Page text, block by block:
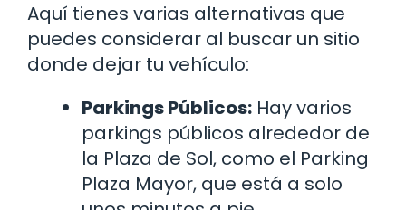
Aquí tienes varias alternativas que
puedes considerar al buscar un sitio
donde dejar tu vehículo:
Parkings Públicos: Hay varios
parkings públicos alrededor de
la Plaza de Sol, como el Parking
Plaza Mayor, que está a solo